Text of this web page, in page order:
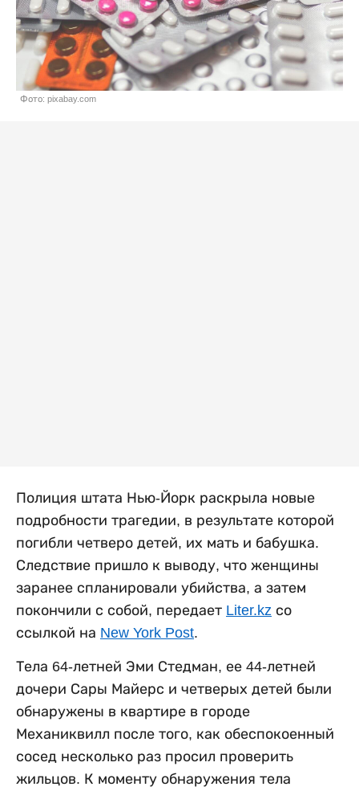
Фото: pixabay.com
Полиция штата Нью-Йорк раскрыла новые
подробности трагедии, в результате которой
погибли четверо детей, их мать и бабушка.
Следствие пришло к выводу, что женщины
заранее спланировали убийства, а затем
покончили с собой, передает Liter.kz со
ссылкой на New York Post.
Тела 64-летней Эми Стедман, ее 44-летней
дочери Сары Майерс и четверых детей были
обнаружены в квартире в городе
Механиквилл после того, как обеспокоенный
сосед несколько раз просил проверить
жильцов. К моменту обнаружения тела